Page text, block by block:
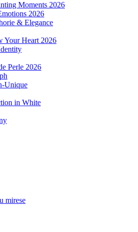
Moments 2026
2026
& Elegance
Your Heart 2026
Perle 2026
Unique
in White
mirese